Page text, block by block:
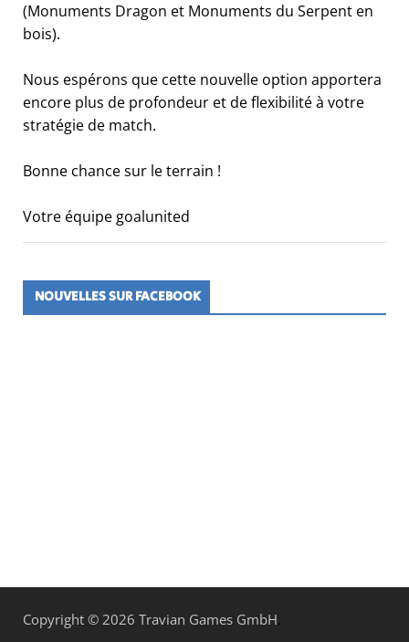
(Monuments Dragon et Monuments du Serpent en
bois).
Nous espérons que cette nouvelle option apportera
encore plus de profondeur et de flexibilité à votre
stratégie de match.
Bonne chance sur le terrain !
Votre équipe goalunited
NOUVELLES SUR FACEBOOK
Copyright © 2026 Travian Games GmbH.